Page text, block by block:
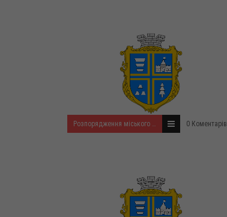
Розпорядження міського голови за 2022 рік 0 Коментарів